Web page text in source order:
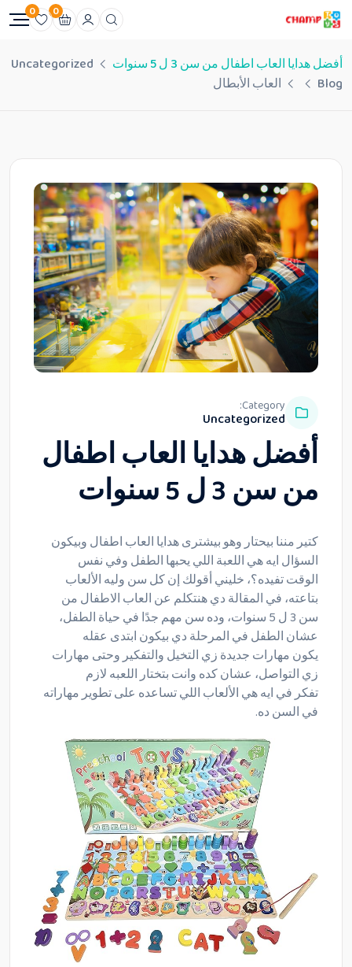
0
0
أفضل هدايا العاب اطفال من سن 3 ل 5 سنوات
Uncategorized
Blog
العاب الأبطال
Category:
Uncategorized
أفضل هدايا العاب اطفال
من سن 3 ل 5 سنوات
كتير مننا بيحتار وهو بيشترى هدايا العاب اطفال وبيكون
السؤال ايه هي اللعبة اللي يحبها الطفل وفي نفس
الوقت تفيده؟، خليني أقولك إن كل سن وليه الألعاب
بتاعته، في المقالة دي هنتكلم عن العاب الاطفال من
سن 3 ل 5 سنوات، وده سن مهم جدًا في حياة الطفل،
عشان الطفل في المرحلة دي بيكون ابتدى عقله
يكون مهارات جديدة زي التخيل والتفكير وحتى مهارات
زي التواصل، عشان كده وانت بتختار اللعبه لازم
تفكر في ايه هي الألعاب اللي تساعده على تطوير مهاراته
في السن ده.